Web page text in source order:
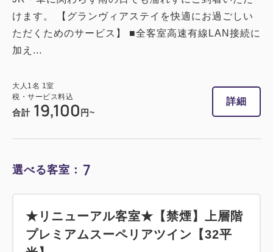
けます。 【グランヴィアステイを快適にお過ごしい
ただくためのサービス】 ■全客室高速有線LAN接続に
加え...
大人 1名 1室
税・サービス料込
合計 19,100 円~
詳細
選べる客室： 7
★リニューアル客室★【禁煙】上層階
プレミアムスーペリアツイン【32平